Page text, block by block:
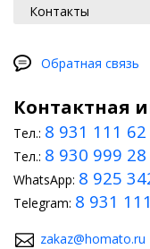
Контакты
Обратная связь
Контактная
Тел.: 8 931 111 62
Тел.: 8 930 999 28
WhatsApp: 8 925
Telegram: 8 931
zakaz@homato.ru